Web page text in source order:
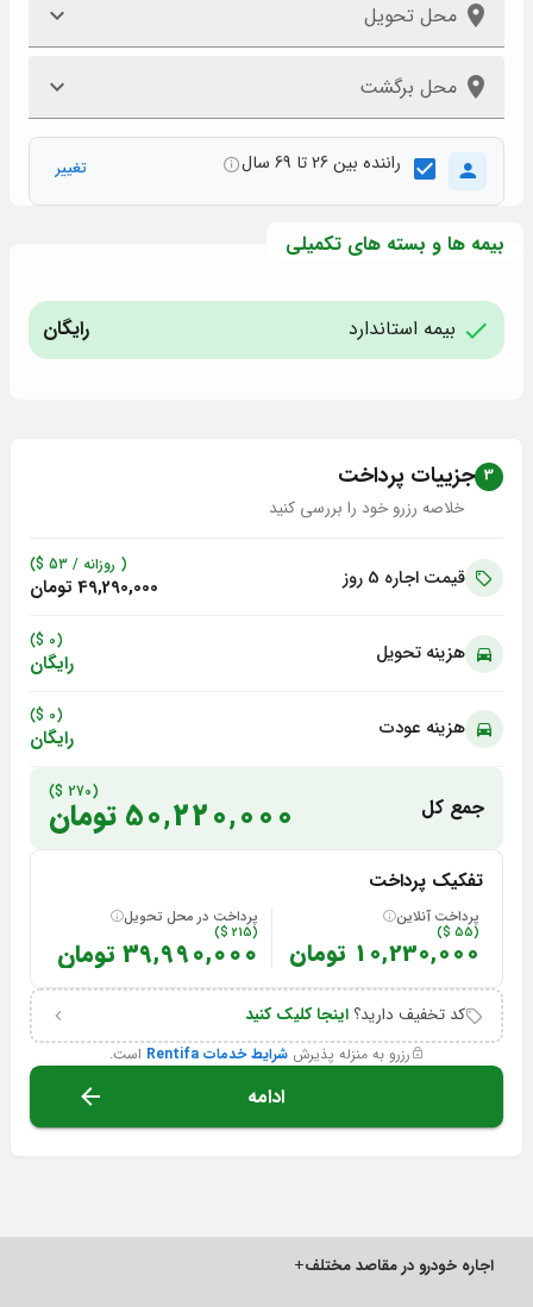
محل تحویل
محل برگشت
راننده بین 26 تا 69 سال تغییر
بیمه ها و بسته های تکمیلی
بیمه استاندارد رایگان
3 جزییات پرداخت
خلاصه رزرو خود را بررسی کنید
قیمت اجاره 5 روز ( روزانه / 53
$)
49,290,000 تومان
هزینه تحویل (0 $)
رایگان
هزینه عودت (0 $)
رایگان
جمع کل
(270 $)
50,220,000 تومان
تفکیک پرداخت
پرداخت آنلاین
(55 $)
10,230,000 تومان
پرداخت در محل تحویل
(215 $)
39,990,000 تومان
کد تخفیف دارید؟اینجا کلیک کنید
رزرو به منزله پذیرششرایط خدمات Rentifa است.
ادامه
اجاره خودرو در مقاصد مختلف+